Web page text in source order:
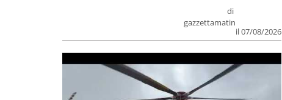
di
gazzettamatin
il 07/08/2026